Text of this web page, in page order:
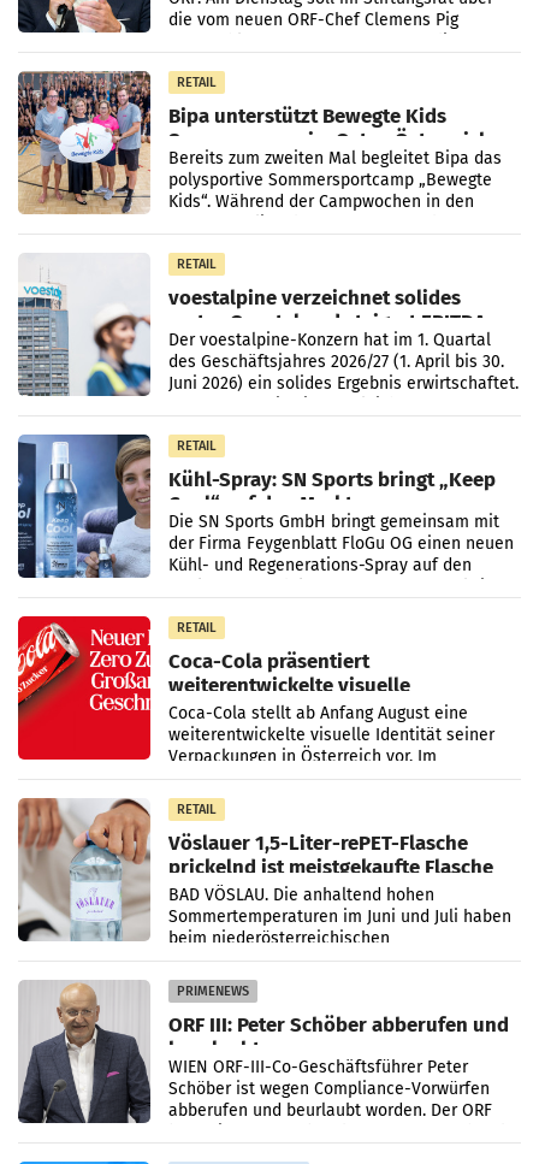
die vom neuen ORF-Chef Clemens Pig
RETAIL
Bipa unterstützt Bewegte Kids
Sommercamps im Osten Österreichs
Bereits zum zweiten Mal begleitet Bipa das
polysportive Sommersportcamp „Bewegte
Kids“. Während der Campwochen in den
RETAIL
voestalpine verzeichnet solides
erstes Quartal und steigert EBITDA
Der voestalpine-Konzern hat im 1. Quartal
des Geschäftsjahres 2026/27 (1. April bis 30.
Juni 2026) ein solides Ergebnis erwirtschaftet.
RETAIL
Kühl-Spray: SN Sports bringt „Keep
Cool“ auf den Markt
Die SN Sports GmbH bringt gemeinsam mit
der Firma Feygenblatt FloGu OG einen neuen
Kühl- und Regenerations-Spray auf den
RETAIL
Coca-Cola präsentiert
weiterentwickelte visuelle
Markenidentität
Coca-Cola stellt ab Anfang August eine
weiterentwickelte visuelle Identität seiner
Verpackungen in Österreich vor. Im
Mittelpunkt des Redesigns stehen zentrale
Gestaltungselemente
RETAIL
Vöslauer 1,5-Liter-rePET-Flasche
prickelnd ist meistgekaufte Flasche
Österreichs
BAD VÖSLAU. Die anhaltend hohen
Sommertemperaturen im Juni und Juli haben
beim niederösterreichischen
Getränkehersteller Vöslauer zu deutlichen
Absatzzuwächsen geführt. Während
PRIMENEWS
ORF III: Peter Schöber abberufen und
beurlaubt
WIEN ORF-III-Co-Geschäftsführer Peter
Schöber ist wegen Compliance-Vorwürfen
abberufen und beurlaubt worden. Der ORF